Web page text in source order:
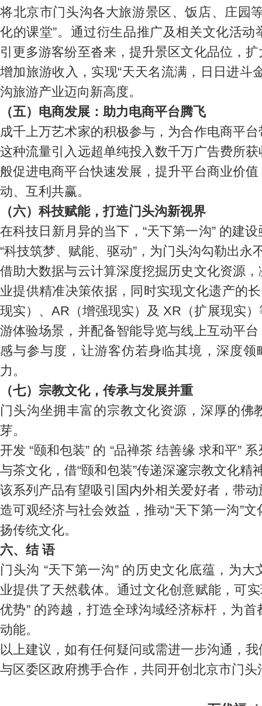
将北京市门头沟各大旅游景区、饭店、庄园
化的课堂”。通过衍生品推广及相关文化活
引更多游客纷至沓来，提升景区文化品位，
增加旅游收入，实现“天天名流满，日日进斗
沟旅游产业迈向新高度。
（五）电商发展：助力电商平台腾飞
成千上万艺术家的积极参与，为合作电商平
这种流量引入远超单纯投入数千万广告费所
般促进电商平台快速发展，提升平台商业价
动、互利共赢。
（六）科技赋能，打造门头沟新视界
在科技日新月异的当下，“天下第一沟” 的建
“科技筑梦、赋能、驱动”，为门头沟勾勒出永
借助大数据与云计算深度挖掘历史文化资源
业提供精准决策依据，同时实现文化遗产的
现实）、AR（增强现实）及 XR（扩展现实
游体验场景，并配备智能导览与线上互动平
感与参与度，让游客仿若身临其境，深度领
力。
（七）宗教文化，传承与发展并重
门头沟坐拥丰富的宗教文化资源，深厚的佛
芽。
开发 “颐和包装” 的 “品禅茶 结善缘 求和平”
与茶文化，借“颐和包装”传递深邃宗教文化精
该系列产品有望吸引国内外相关爱好者，带
造可观经济与社会效益，推动“天下第一沟”
扬传统文化。
六、结 语
门头沟 “天下第一沟” 的历史文化底蕴，为
业提供了天然载体。通过文化创意赋能，可实
优势” 的跨越，打造全球沟域经济标杆，为
动能。
以上建议，如有任何疑问或需进一步沟通，
与区委区政府携手合作，共同开创北京市门